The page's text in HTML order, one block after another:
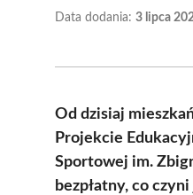
Data dodania: 3 lipca
Od dzisiaj
Projekcie
Sportowej im.
bezpłatny, co